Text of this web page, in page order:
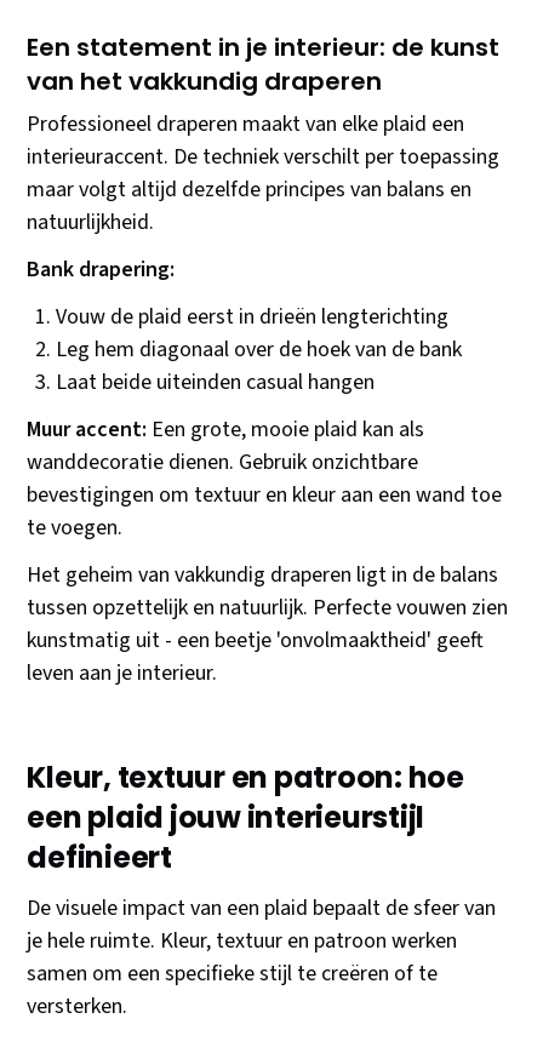
Een statement in je interieur: de kunst
van het vakkundig draperen
Professioneel draperen maakt van elke plaid een
interieuraccent. De techniek verschilt per toepassing
maar volgt altijd dezelfde principes van balans en
natuurlijkheid.
Bank drapering:
Vouw de plaid eerst in drieën lengterichting
Leg hem diagonaal over de hoek van de bank
Laat beide uiteinden casual hangen
Muur accent: Een grote, mooie plaid kan als
wanddecoratie dienen. Gebruik onzichtbare
bevestigingen om textuur en kleur aan een wand toe
te voegen.
Het geheim van vakkundig draperen ligt in de balans
tussen opzettelijk en natuurlijk. Perfecte vouwen zien
kunstmatig uit - een beetje 'onvolmaaktheid' geeft
leven aan je interieur.
Kleur, textuur en patroon: hoe
een plaid jouw interieurstijl
definieert
De visuele impact van een plaid bepaalt de sfeer van
je hele ruimte. Kleur, textuur en patroon werken
samen om een specifieke stijl te creëren of te
versterken.